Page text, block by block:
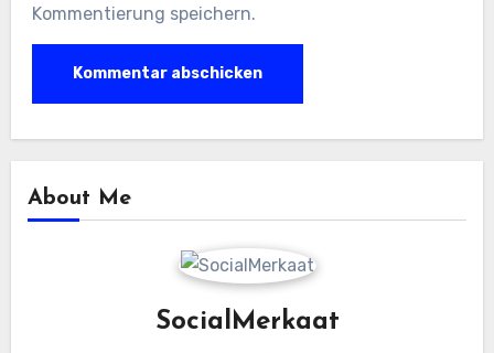
Kommentierung speichern.
About Me
SocialMerkaat